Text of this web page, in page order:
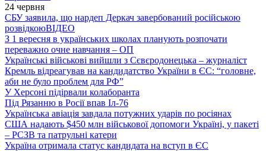
24 червня
СБУ заявила, що нардеп Деркач завербований російською
розвідкоюВІДЕО
З 1 вересня в українських школах планують розпочати
переважно очне навчання – ОП
Українські військові вийшли з Сєвєродонецька – журналіст
Кремль відреагував на кандидатство України в ЄС: “головне,
аби не було проблем для РФ”
У Херсоні підірвали колаборанта
Під Рязанню в Росії впав Іл-76
Українська авіація завдала потужних ударів по росіянах
США надають $450 млн військової допомоги Україні, у пакеті
– РСЗВ та патрульні катери
Україна отримала статус кандидата на вступ в ЄС